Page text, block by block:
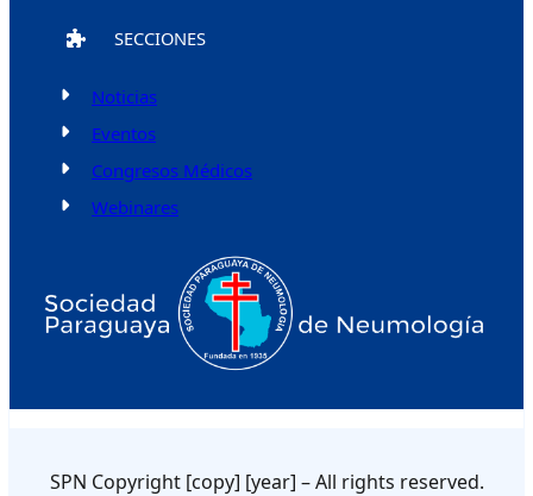
SECCIONES
Noticias
Eventos
Congresos Médicos
Webinares
SPN Copyright [copy] [year] – All rights reserved.